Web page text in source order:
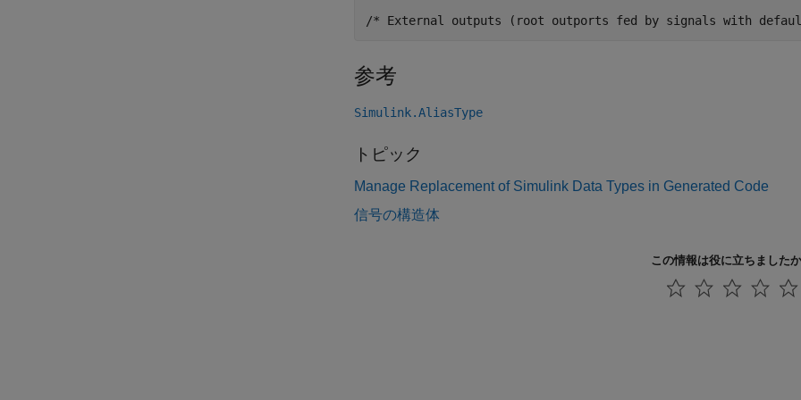
参考
Simulink.AliasType
トピック
Manage Replacement of Simulink Data Types in Generated Code
信号の構造体
この情報は役に立ちました